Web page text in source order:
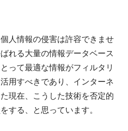
人情報の侵害は許容できませ
れる大量の情報データベース
って最適な情報がフィルタリ
用すべきであり、インターネ
現在、こうした技術を否定的
する、と思っています。